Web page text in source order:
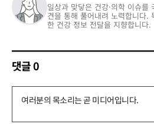
일상과 맞닿은 건강·의학 이슈
견을 통해 풀어내려 노력합니다.
한 건강 정보 전달을 지향합니다.
댓글0
댓